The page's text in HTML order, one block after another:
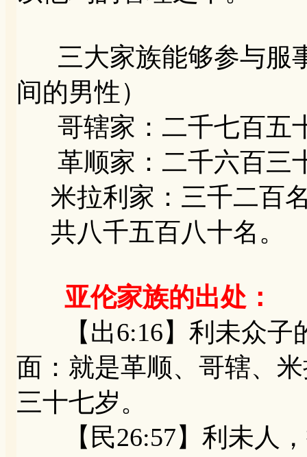
三大家族能够参与服
间的男性）
哥辖家：二千七百五
革顺家：二千六百三
米拉利家：三千二百
共八千五百八十名。
亚伦家族的出处：
【出6:16】利未众子
面：就是革顺、哥辖、
三十七岁。
【民26:57】利未人，